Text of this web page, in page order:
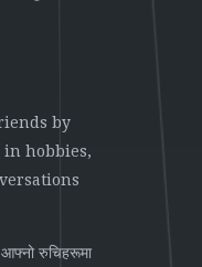
by
hobbies,
रुचिहरूमा